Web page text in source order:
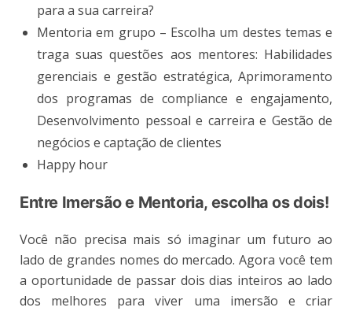
para a sua carreira?
Mentoria em grupo – Escolha um destes temas e
traga suas questões aos mentores: Habilidades
gerenciais e gestão estratégica, Aprimoramento
dos programas de compliance e engajamento,
Desenvolvimento pessoal e carreira e Gestão de
negócios e captação de clientes
Happy hour
Entre Imersão e Mentoria, escolha os dois!
Você não precisa mais só imaginar um futuro ao
lado de grandes nomes do mercado. Agora você tem
a oportunidade de passar dois dias inteiros ao lado
dos melhores para viver uma imersão e criar